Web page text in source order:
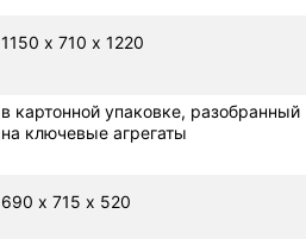
1150 х 710 х 1220
в картонной упаковке, разобранный
на ключевые агрегаты
690 х 715 х 520